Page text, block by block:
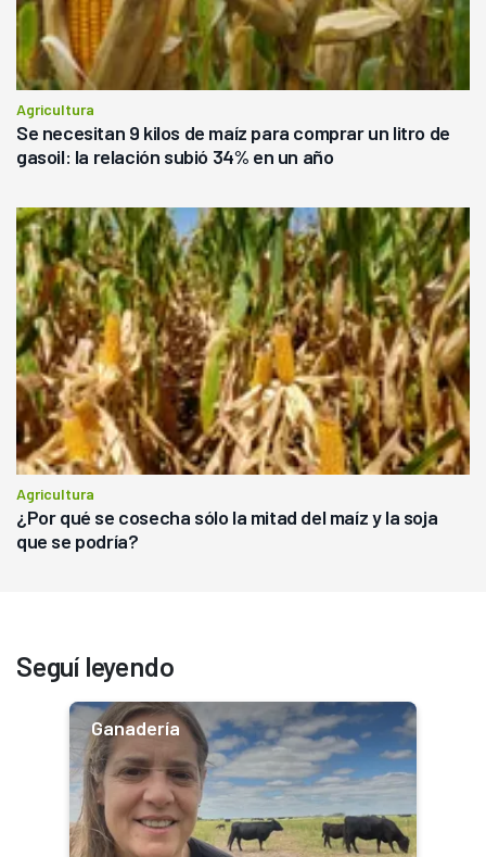
Agricultura
Se necesitan 9 kilos de maíz para comprar un litro de
gasoil: la relación subió 34% en un año
Agricultura
¿Por qué se cosecha sólo la mitad del maíz y la soja
que se podría?
Seguí leyendo
Ganadería